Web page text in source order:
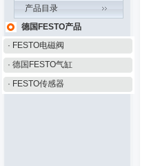
产品目录
德国FESTO产品
· FESTO电磁阀
· 德国FESTO气缸
· FESTO传感器